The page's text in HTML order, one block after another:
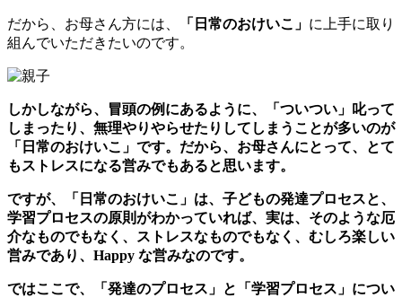
だから、お母さん方には、 「日常のおけいこ」 に上手に取り
組んでいただきたいのです。
しかしながら、冒頭の例にあるように、「ついつい」叱って
しまったり、無理やりやらせたりしてしまうことが多いのが
「日常のおけいこ」です。だから、お母さんにとって、とて
もストレスになる営みでもあると思います。
ですが、「日常のおけいこ」は、 子どもの発達プロセスと、
学習プロセスの原則がわかっていれば、 実は、そのような厄
介なものでもなく、ストレスなものでもなく、むしろ楽しい
営みであり、Happy な営みなのです。
ではここで、「発達のプロセス」と「学習プロセス」につい